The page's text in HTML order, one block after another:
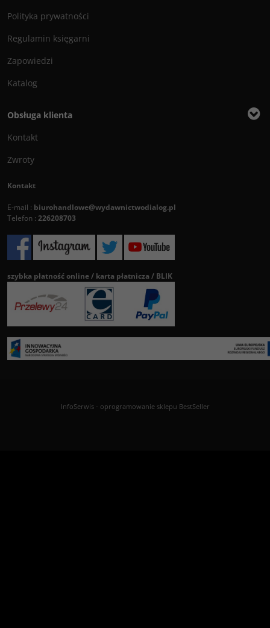
Polityka prywatności
Regulamin księgarni
Zapowiedzi
Katalog
Obsługa klienta
Kontakt
Zwroty
Kontakt
E-mail : biurohandlowe@wydawnictwodialog.pl
Telefon : 226208703
szybka płatność online / karta płatnicza / BLIK
InfoSerwis- oprogramowanie sklepu BestSeller